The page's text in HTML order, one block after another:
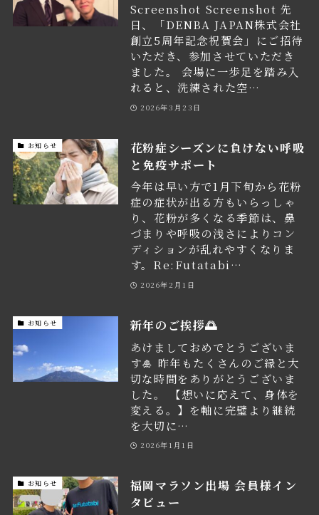
Screenshot Screenshot 先
日、「DENBA JAPAN株式会社
創立5周年記念祝賀会」にご招待
いただき、参加させていただき
ました。 会場に一歩足を踏み入
れると、洗練された空…
2026年3月23日
お知らせ
花粉症シーズンに負けない呼吸
と免疫サポート
今年は早い方で1月下旬から花粉
症の症状が出る方もいらっしゃ
り、花粉が多くなる季節は、鼻
づまりや呼吸の浅さによりコン
ディションが乱れやすくなりま
す。Re:Futatabi…
2026年2月1日
お知らせ 新年のご挨拶🌅
あけましておめでとうございま
す🎍 昨年もたくさんのご縁と大
切な時間をありがとうございま
した。 【想いに応えて、身体を
変える。】を軸に完璧より継続
を大切に…
2026年1月1日
お知らせ
福岡マラソン出場 会員様イン
タビュー